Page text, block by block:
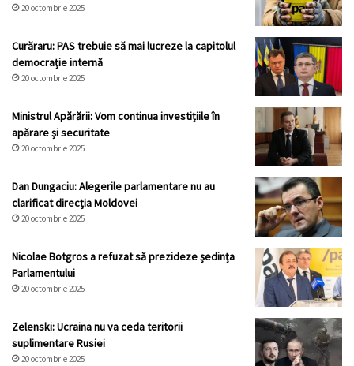
20 octombrie 2025
Curăraru: PAS trebuie să mai lucreze la capitolul
democrație internă
20 octombrie 2025
Ministrul Apărării: Vom continua investițiile în
apărare și securitate
20 octombrie 2025
Dan Dungaciu: Alegerile parlamentare nu au
clarificat direcția Moldovei
20 octombrie 2025
Nicolae Botgros a refuzat să prezideze ședința
Parlamentului
20 octombrie 2025
Zelenski: Ucraina nu va ceda teritorii
suplimentare Rusiei
20 octombrie 2025